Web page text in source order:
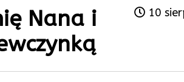
10
Nana i